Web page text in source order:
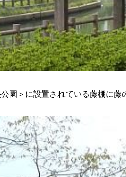
園＞に設置されている藤棚に藤